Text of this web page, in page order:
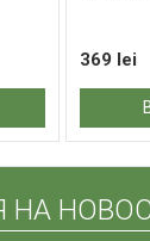
369 lei
НА